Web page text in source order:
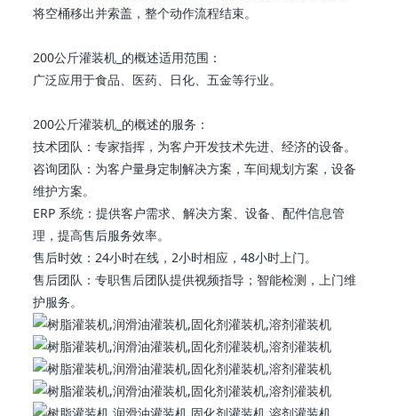
将空桶移出并索盖，整个动作流程结束。
200公斤 灌装机_的概述适用范围：
广泛应用于食品、医药、日化、五金等行业。
200公斤 灌装机_的概述的服务：
技术团队：专家指挥，为客户开发技术先进、经济的设备。
咨询团队：为客户量身定制解决方案，车间规划方案，设备
维护方案。
ERP 系统：提供客户需求、解决方案、设备、配件信息管
理，提高售后服务效率。
售后时效：24小时在线，2小时相应，48小时上门。
售后团队：专职售后团队提供视频指导；智能检测，上门维
护服务。